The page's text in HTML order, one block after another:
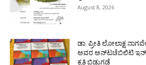
August 8, 2026
ಡಾ. ಪ್ರೀತಿ ಲೋಲಾಕ್ಷ
ಅವರ ಅನ್‌ಟಚೆಬಿಲಿಟಿ ಇನ್
ಕೃತಿ ಬಿಡುಗಡೆ